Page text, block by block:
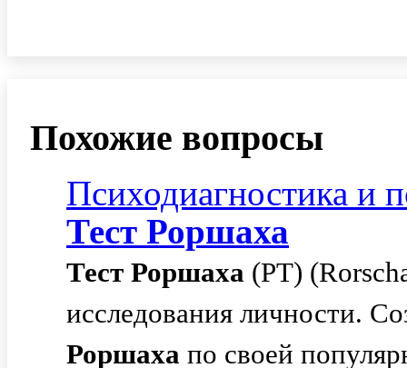
Похожие вопросы
Психодиагностика и
Тест Роршаха
Тест Роршаха (РТ)
исследования личности.
Роршаха по своей